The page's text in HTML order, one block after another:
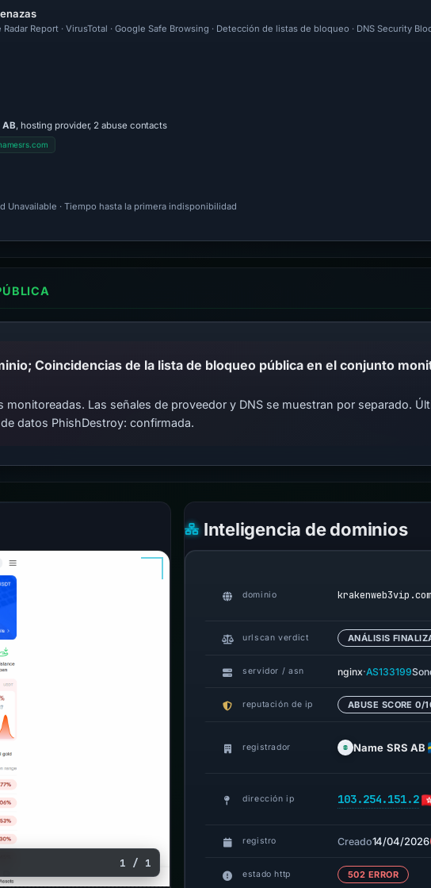
Radar Report · VirusTotal · Google Safe Browsing · Detección de listas de bloqueo · DNS Security
AB, hosting provider, 2 abuse contacts
· Tiempo hasta la primera indisponibilidad
monitoreadas. Las señales de proveedor y DNS se muestran por separado.
datos PhishDestroy: confirmada.
1 / 1
Inteligencia de dominios
dominio krakenweb3vip.com
urlscan verdict ANÁLISIS
servidor / asn nginx·AS133199
reputación de ip ABUSE SCORE 0/
registrador Name SRS AB
dirección ip 103.254.151.2
registro Creado14/04/2026
estado http 502 ERROR